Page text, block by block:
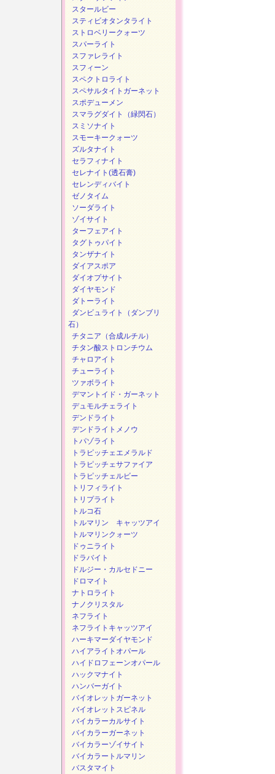
スタールビー
スティビオタンタライト
ストロベリークォーツ
スパーライト
スファレライト
スフィーン
スペクトロライト
スペサルタイトガーネット
スポデューメン
スマラグダイト（緑閃石）
スミソナイト
スモーキークォーツ
ズルタナイト
セラフィナイト
セレナイト(透石膏)
セレンディバイト
ゼノタイム
ソーダライト
ゾイサイト
ターフェアイト
タグトゥパイト
タンザナイト
ダイアスポア
ダイオプサイト
ダイヤモンド
ダトーライト
ダンビュライト（ダンブリ
石）
チタニア（合成ルチル）
チタン酸ストロンチウム
チャロアイト
チューライト
ツァボライト
デマントイド・ガーネット
デュモルチェライト
デンドライト
デンドライトメノウ
トパゾライト
トラピッチェエメラルド
トラピッチェサファイア
トラピッチェルビー
トリフィライト
トリプライト
トルコ石
トルマリン キャッツアイ
トルマリンクォーツ
ドゥニライト
ドラバイト
ドルジー・カルセドニー
ドロマイト
ナトロライト
ナノクリスタル
ネフライト
ネフライトキャッツアイ
ハーキマーダイヤモンド
ハイアライトオパール
ハイドロフェーンオパール
ハックマナイト
ハンバーガイト
バイオレットガーネット
バイオレットスピネル
バイカラーカルサイト
バイカラーガーネット
バイカラーゾイサイト
バイカラートルマリン
バスタマイト